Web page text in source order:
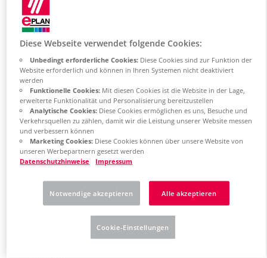
Bulgaria
Canada
en
FR
Chile
ES
China
ZH
EN
China Taiwan
EN
Colombia
ES
Croatia
HR
Denmark
Diese Webseite verwendet folgende Cookies:
Unbedingt erforderliche Cookies:Diese Cookies sind zur Funktion der
Website erforderlich und können in Ihren Systemen nicht deaktiviert
werden
Funktionelle Cookies:Mit diesen Cookies ist die Website in der Lage,
erweiterte Funktionalität und Personalisierung bereitzustellen
Analytische Cookies:Diese Cookies ermöglichen es uns, Besuche und
Verkehrsquellen zu zählen, damit wir die Leistung unserer Website messen
und verbessern können
Marketing Cookies:Diese Cookies können über unsere Website von
unseren Werbepartnern gesetzt werden
Datenschutzhinweise
Impressum
Notwendige akzeptieren Alle akzeptieren
Cookie-Einstellungen